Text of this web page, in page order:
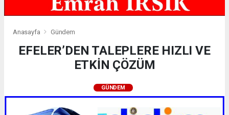
Anasayfa Gündem
EFELER’DEN TALEPLERE HIZLI VE
ETKİN ÇÖZÜM
GÜNDEM